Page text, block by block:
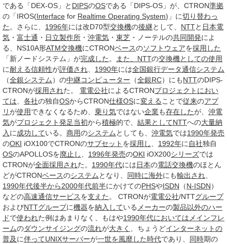
である「DEX-OS」と DIPSのOSである「DIPS-OS」が、CTRON準拠
の「IROS(Interface for Realtime Operating System)」に切り替わっ
た 。さらに、 1996年には改D70型交換機の後継として、 NTTと 日本電
気 ・ 富士通 ・ 日立製作所 ・ 沖電気 ・ 東芝 ・ノーテルの共同開発によ
る、NS10A形ATM交換機にCTRONベースのソフトウェアを採用した
「新ノードシステム」が完成した 。 また、 NTTの交換機としての使用
に耐える信頼性が評価され 1990年には全国銀行データ通信システム
（全銀システム ）の中継コンピューター （全銀RC）にもNTTのDIPS-
CTRONが採用された。 電電公社によるCTRONプロジェクト におい
ては
各社の独自OSからCTRON仕様OSに変える ことで従来のアプ
リが使用できなくなるため、 乗り気ではない企業も存在したが、 沖電
気がプロジェクト発足当初から積極的で、 結果としてNTTへの大量納
入 に成功している。 商用のシステム としても、 沖電気では1990年発売
のOKI iOX100でCTRONのサブセット を採用し 1992年に 自社独自
OSのAPOLLOSを廃止し 1996年発売のOKI iOX200シリーズでは
CTRONが全面採用された。 1990年代には日本の電話交換機のほとん
どがCTRONベースのシステム となり、 同時に海外にも輸出され
1990年代後半から2000年代前半にかけてのPHSやISDN （N-ISDN）
などの高速通信サービスを支えた 。 CTRONが電電公社/NTTグループ
およびNTTグループに機器を納入している メーカーの製品以外のハー
ドで使われた例はあまりなく、もはや1990年代においては メインフレ
ームのダウンサイジングの流れが大きく 、ちょうどインターネットの
普及に伴ってUNIXサーバーが一世を風靡した時代であり、 同時期の